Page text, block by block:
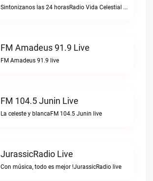
Sintonizanos las 24 horasRadio Vida Celestial live
FM Amadeus 91.9 Live
FM Amadeus 91.9 live
FM 104.5 Junin Live
La celeste y blancaFM 104.5 Junin live
JurassicRadio Live
Con música, todo es mejor !JurassicRadio live